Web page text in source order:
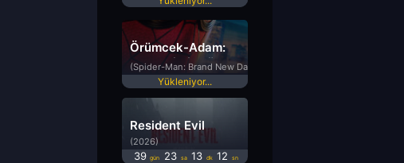
Örümcek-Adam:
Yepyeni Bir Gün
(Spider-Man: Brand New Day)
Yükleniyor...
Resident Evil
(2026)
39 gün 23 sa 13 dk 11 sn